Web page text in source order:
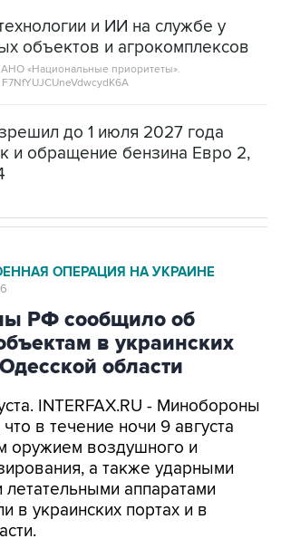
и ИИ на службе у
объектов и агрокомплексов
«Национальные приоритеты».
до 1 июля 2027 года
и обращение бензина Евро 2,
ОПЕРАЦИЯ НА УКРАИНЕ
РФ сообщило об
в украинских
области
INTERFAX.RU - Минобороны
в течение ночи 9 августа
оружием воздушного и
а также ударными
аппаратами
в украинских портах и в